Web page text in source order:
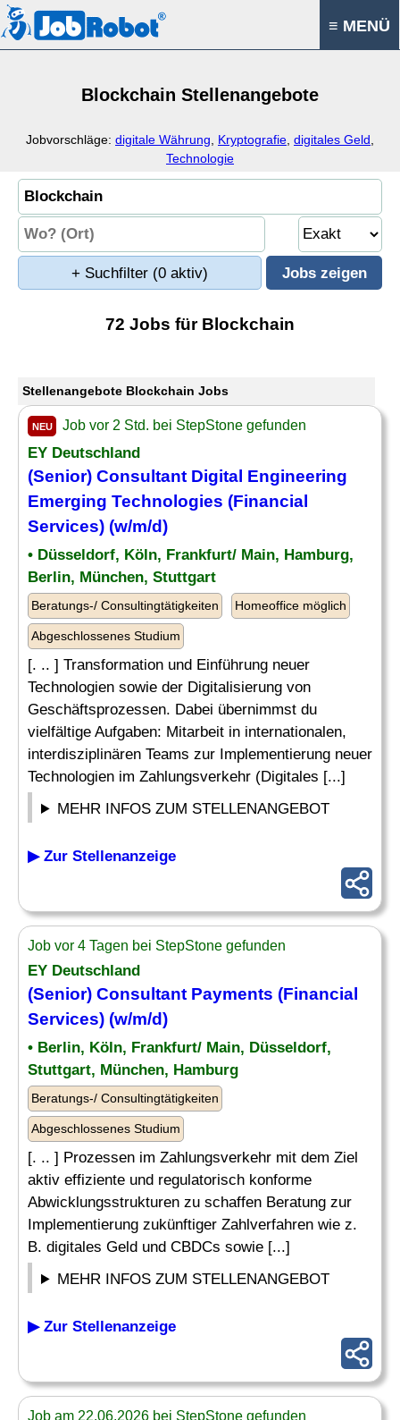
≡ MENÜ
Blockchain Stellenangebote
Jobvorschläge: digitale Währung Kryptografie digitales Geld
Technologie
+ Suchfilter (0 aktiv)
72 Jobs für Blockchain
Stellenangebote Blockchain Jobs
NEU Job vor 2 Std. bei StepStone gefunden
EY Deutschland
(Senior) Consultant Digital Engineering
Emerging Technologies (Financial
Services) (w/m/d)
• Düsseldorf, Köln, Frankfurt/ Main, Hamburg,
Berlin, München, Stuttgart
Beratungs-/ Consultingtätigkeiten Homeoffice möglich
Abgeschlossenes Studium
[. .. ] Transformation und Einführung neuer
Technologien sowie der Digitalisierung von
Geschäftsprozessen. Dabei übernimmst du
vielfältige Aufgaben: Mitarbeit in internationalen,
interdisziplinären Teams zur Implementierung neuer
Technologien im Zahlungsverkehr (Digitales [...]
MEHR INFOS ZUM STELLENANGEBOT
▶ Zur Stellenanzeige
Job vor 4 Tagen bei StepStone gefunden
EY Deutschland
(Senior) Consultant Payments (Financial
Services) (w/m/d)
• Berlin, Köln, Frankfurt/ Main, Düsseldorf,
Stuttgart, München, Hamburg
Beratungs-/ Consultingtätigkeiten
Abgeschlossenes Studium
[. .. ] Prozessen im Zahlungsverkehr mit dem Ziel
aktiv effiziente und regulatorisch konforme
Abwicklungsstrukturen zu schaffen Beratung zur
Implementierung zukünftiger Zahlverfahren wie z.
B. digitales Geld und CBDCs sowie [...]
MEHR INFOS ZUM STELLENANGEBOT
▶ Zur Stellenanzeige
Job am 22.06.2026 bei StepStone gefunden